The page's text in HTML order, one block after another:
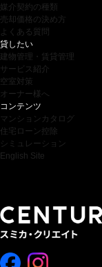
媒介契約の種類
売却価格の決め方
よくある質問
貸したい
建物管理・賃貸管理
サービス紹介
空室対策
オーナー様へ
コンテンツ
マンションカタログ
住宅ローン控除
シミュレーション
English Site